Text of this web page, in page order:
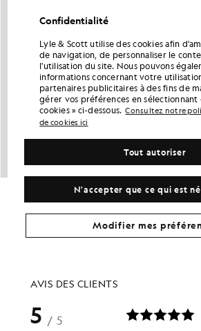
Lot de 3 t-shirts à col rond T-
Confidentialité
Lyle & Scott utilise des cookies afin
de navigation, de personnaliser le
l'utilisation du site. Nous pouvons
informations concernant votre
partenaires publicitaires à des fins de
gérer vos préférences en sélectionnant
cookies » ci-dessous. Consultez notre
de cookies ici
N'accepter que ce qui est
Tout autoriser
Modifier mes